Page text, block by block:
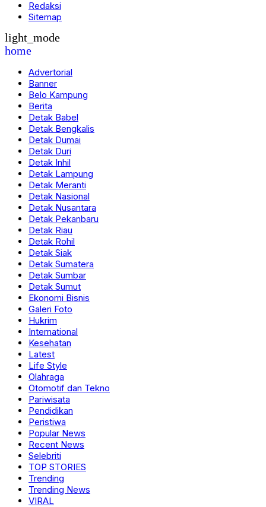
Redaksi
Sitemap
light_mode
home
Advertorial
Banner
Belo Kampung
Berita
Detak Babel
Detak Bengkalis
Detak Dumai
Detak Duri
Detak Inhil
Detak Lampung
Detak Meranti
Detak Nasional
Detak Nusantara
Detak Pekanbaru
Detak Riau
Detak Rohil
Detak Siak
Detak Sumatera
Detak Sumbar
Detak Sumut
Ekonomi Bisnis
Galeri Foto
Hukrim
International
Kesehatan
Latest
Life Style
Olahraga
Otomotif dan Tekno
Pariwisata
Pendidikan
Peristiwa
Popular News
Recent News
Selebriti
TOP STORIES
Trending
Trending News
VIRAL